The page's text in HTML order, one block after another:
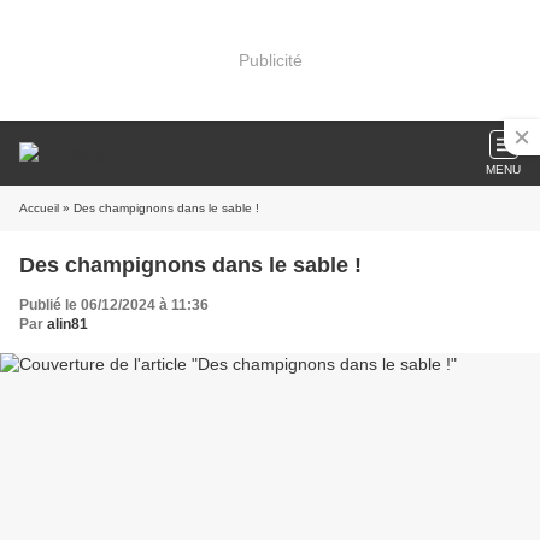
Publicité
MENU
Accueil » Des champignons dans le sable !
Des champignons dans le sable !
Publié le 06/12/2024 à 11:36
Par alin81